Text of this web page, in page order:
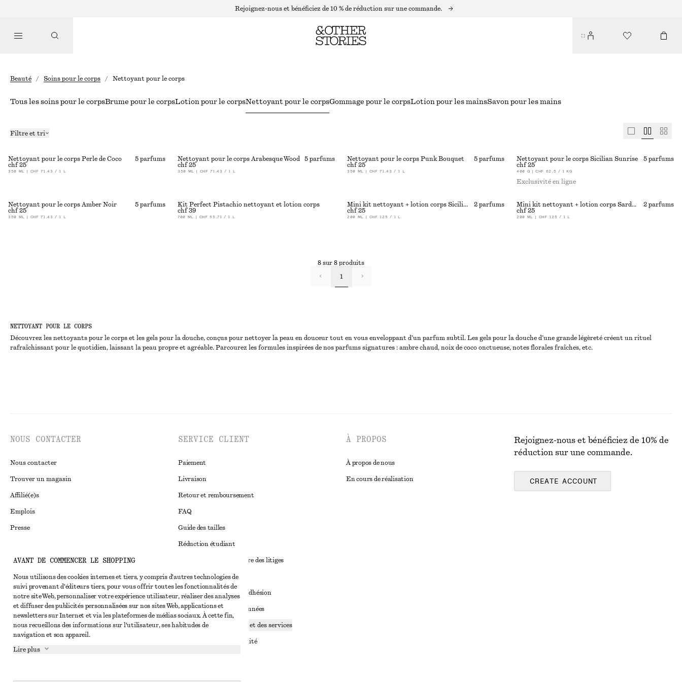
Rejoignez-nous et bénéficiez de 10 % de réduction sur une commande.
Beauté / Soins pour le corps / Nettoyant pour le corps
NETTOYANT POUR LE CORPS
Découvrez les nettoyants pour le corps et les gels pour la douche, conçus pour nettoyer la peau en douceur tout en vous enveloppant d’un parfum subtil. Les gels pour la douche d’une grande légèreté créent un rituel
rafraîchissant pour le quotidien, laissant la peau propre et agréable. Parcourez les formules inspirées de nos parfums signatures : ambre chaud, noix de coco onctueuse, notes florales fraîches, etc.
Tous les soins pour le corpsBrume pour le corpsLotion pour le corpsNettoyant pour le corpsGommage pour le corpsLotion pour les mainsSavon pour les mains
Filtre et tri
Nettoyant pour le corps Perle de Coco
chf 25
350 ML | CHF 71.43 / 1 L
5 parfums
Nettoyant pour le corps Arabesque Wood
chf 25
350 ML | CHF 71.43 / 1 L
5 parfums
Nettoyant pour le corps Punk Bouquet
chf 25
350 ML | CHF 71.43 / 1 L
5 parfums
Nettoyant pour le corps Sicilian Sunrise
chf 25
400 G | CHF 62.5 / 1 KG
5 parfums
Exclusivité en ligne
Nettoyant pour le corps Amber Noir
chf 25
350 ML | CHF 71.43 / 1 L
5 parfums
Kit Perfect Pistachio nettoyant et lotion corps
chf 39
700 ML | CHF 55.71 / 1 L
Mini kit nettoyant + lotion corps Sicilian Sunrise
chf 25
200 ML | CHF 125 / 1 L
2 parfums
Mini kit nettoyant + lotion corps Sardonyx Fire
chf 25
200 ML | CHF 125 / 1 L
2 parfums
8 sur 8 produits
1
NOUS CONTACTER
Nous contacter
Trouver un magasin
Affilié(e)s
Emplois
Presse
Instagram
Pinterest
Facebook
Youtube
TikTok
SERVICE CLIENT
Paiement
Livraison
Retour et remboursement
FAQ
Guide des tailles
Réduction étudiant
Règlement extrajudiciaire des litiges
Conditions générales
Conditions générales d’adhésion
Cookies et partage de données
Paramètres des cookies et des services
Politique de confidentialité
À PROPOS
À propos de nous
En cours de réalisation
Rejoignez-nous et bénéficiez de 10% de
réduction sur une commande.
CREATE ACCOUNT
AVANT DE COMMENCER LE SHOPPING
Nous utilisons des cookies internes et tiers, y compris d'autres technologies de
suivi provenant d'éditeurs tiers, pour vous offrir toutes les fonctionnalités de
notre site Web, personnaliser votre expérience utilisateur, réaliser des analyses
et diffuser des publicités personnalisées sur nos sites Web, applications et
newsletters sur Internet et via les plateformes de médias sociaux. À cette fin,
nous recueillons des informations sur l'utilisateur, ses habitudes de
navigation et son appareil.
Lire plus